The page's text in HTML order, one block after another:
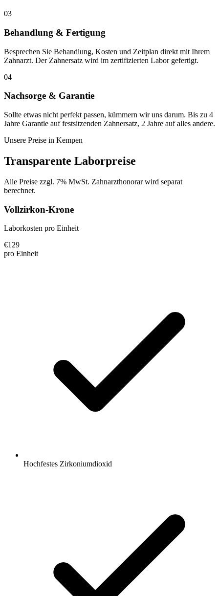
03
Behandlung & Fertigung
Besprechen Sie Behandlung, Kosten und Zeitplan direkt mit Ihrem
Zahnarzt. Der Zahnersatz wird im zertifizierten Labor gefertigt.
04
Nachsorge & Garantie
Sollte etwas nicht perfekt passen, kümmern wir uns darum. Bis zu 4
Jahre Garantie auf festsitzenden Zahnersatz, 2 Jahre auf alles andere.
Unsere Preise in Kempen
Transparente Laborpreise
Alle Preise zzgl. 7% MwSt. Zahnarzthonorar wird separat
berechnet.
Vollzirkon-Krone
Laborkosten pro Einheit
€129
pro Einheit
Hochfestes Zirkoniumdioxid